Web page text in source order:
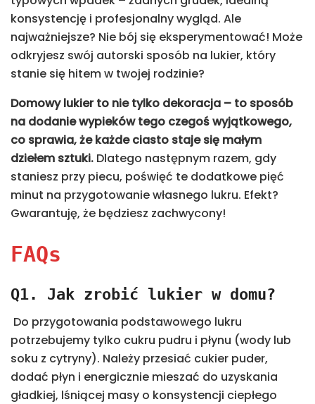
konsystencję i profesjonalny wygląd. Ale
najważniejsze? Nie bój się eksperymentować! Może
odkryjesz swój autorski sposób na lukier, który
stanie się hitem w twojej rodzinie?
Domowy lukier to nie tylko dekoracja – to sposób
na dodanie wypieków tego czegoś wyjątkowego,
co sprawia, że każde ciasto staje się małym
dziełem sztuki. Dlatego następnym razem, gdy
staniesz przy piecu, poświęć te dodatkowe pięć
minut na przygotowanie własnego lukru. Efekt?
Gwarantuję, że będziesz zachwycony!
FAQs
Q1. Jak zrobić lukier w domu?
Do przygotowania podstawowego lukru
potrzebujemy tylko cukru pudru i płynu (wody lub
soku z cytryny). Należy przesiać cukier puder,
dodać płyn i energicznie mieszać do uzyskania
gładkiej, lśniącej masy o konsystencji ciepłego